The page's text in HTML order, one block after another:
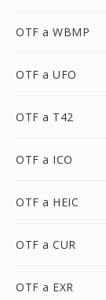
OTF a WBMP
OTF a UFO
OTF a T42
OTF a ICO
OTF a HEIC
OTF a CUR
OTF a EXR